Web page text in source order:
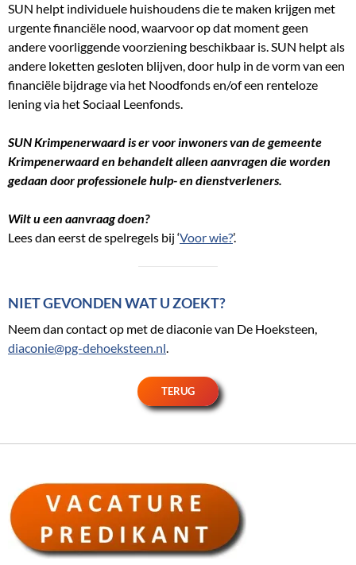
SUN helpt individuele huishoudens die te maken krijgen met
urgente financiële nood, waarvoor op dat moment geen
andere voorliggende voorziening beschikbaar is. SUN helpt als
andere loketten gesloten blijven, door hulp in de vorm van een
financiële bijdrage via het Noodfonds en/of een renteloze
lening via het Sociaal Leenfonds.
SUN Krimpenerwaard is er voor inwoners van de gemeente
Krimpenerwaarden behandelt alleen aanvragen die worden
gedaan door professionele hulp- en dienstverleners.
Wilt u een aanvraag doen?
Lees dan eerst de spelregels bij ‘Voor wie?’.
NIET GEVONDEN WAT U ZOEKT?
Neem dan contact op met de diaconie van De Hoeksteen,
diaconie@pg-dehoeksteen.nl.
TERUG